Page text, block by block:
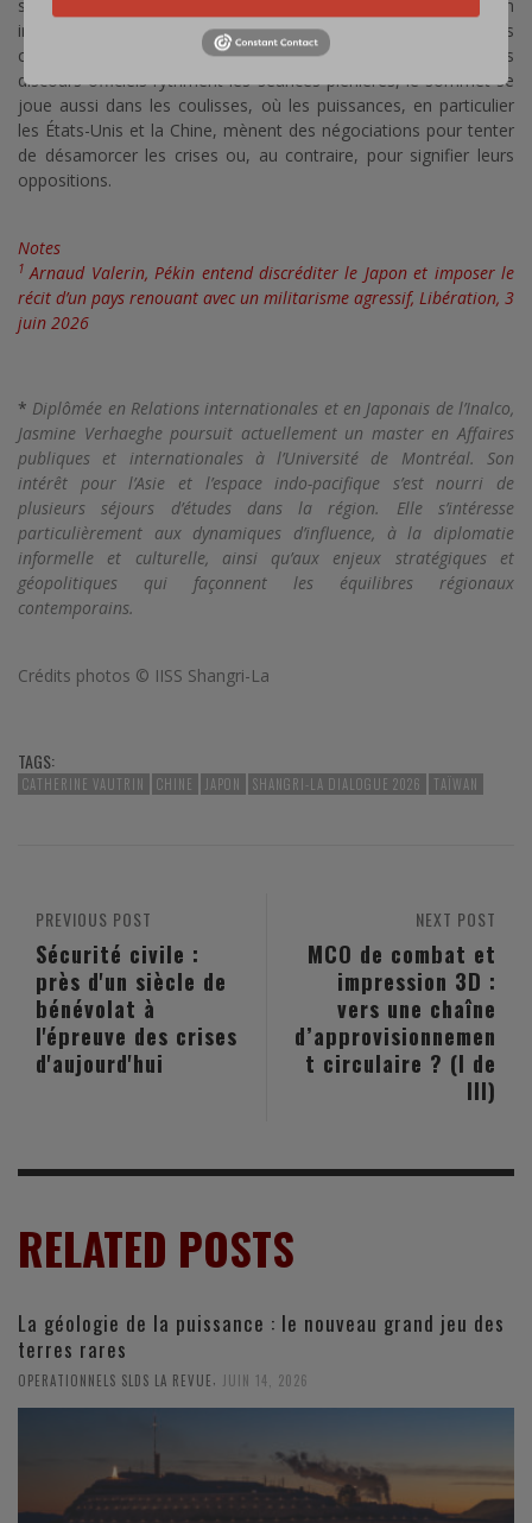
sécurité et de défense dans la région Asie-Pacifique. Ce forum
intergouvernemental réunit des ministres de la Défense, des
chefs d’état-major, ainsi que des experts du monde entier. Si les
discours officiels rythment les séances plénières, le sommet se
joue aussi dans les coulisses, où les puissances, en particulier
les États-Unis et la Chine, mènent des négociations pour tenter
de désamorcer les crises ou, au contraire, pour signifier leurs
oppositions.
Notes
1 Arnaud Valerin, Pékin entend discréditer le Japon et imposer le
récit d’un pays renouant avec un militarisme agressif, Libération, 3
juin 2026
* Diplômée en Relations internationales et en Japonais de l’Inalco,
Jasmine Verhaeghe poursuit actuellement un master en Affaires
publiques et internationales à l’Université de Montréal. Son
intérêt pour l’Asie et l’espace indo-pacifique s’est nourri de
plusieurs séjours d’études dans la région. Elle s’intéresse
particulièrement aux dynamiques d’influence, à la diplomatie
informelle et culturelle, ainsi qu’aux enjeux stratégiques et
géopolitiques qui façonnent les équilibres régionaux
contemporains.
Crédits photos © IISS Shangri-La
TAGS:
CATHERINE VAUTRIN CHINE JAPON SHANGRI-LA DIALOGUE 2026 TAÏWAN
NEXT POST
MCO de combat et
impression 3D :
vers une chaîne
d’approvisionnemen
t circulaire ? (I de
III)
PREVIOUS POST
Sécurité civile :
près d'un siècle de
bénévolat à
l'épreuve des crises
d'aujourd'hui
RELATED POSTS
La géologie de la puissance : le nouveau grand jeu des
terres rares
OPERATIONNELS SLDS LA REVUE JUIN 14, 2026